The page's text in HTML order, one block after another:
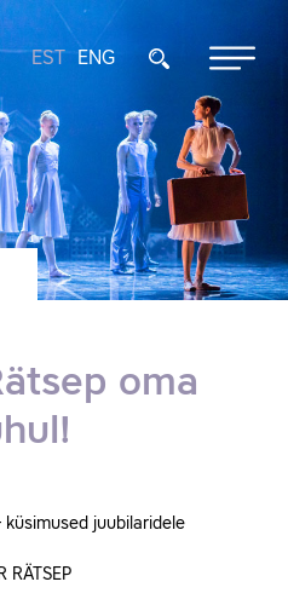
EST ENG
oma
küsimused juubilaridele
RÄTSEP